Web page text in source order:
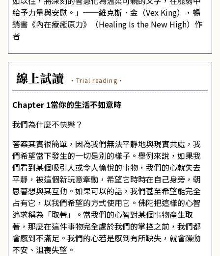
給予力量與安慰。」──維克斯．金（Vex King），暢
銷書《內在療癒原力》（Healing Is the New High）作
者
線上試讀 ·Trial reading·
Chapter 1當你的生活不如意時
我們為什麼不快樂？
答案其實很簡單，因為我們無法平靜地與現實共處，我
們希望當下發生的一切是別的樣子。舉例來說，如果我
們看到某個吸引人或令人愉悅的事物，我們的心就失去
平靜，被這個新玩意牽動，希望它時時在自己身旁，朝
思暮想與其互動。如果可以的話，我們甚至希望能完全
占有它，以我們希望的方式使用它。佛陀把這樣的心智
追求稱為「取著」。當我們的心智對某個事物產生取
著，那麼在這件事物完全處於我們的掌控之前，我們都
會感到不滿足。我們的心若是感到有所缺失，就會躁動
不安、沮喪失望。